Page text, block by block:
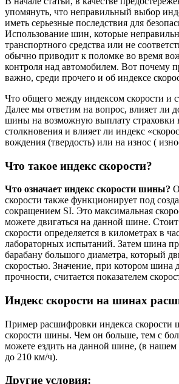
упомянуть, что неправильный выбор
иметь серьезные последствия для
Использование шин, которые
транспортного средства или не
обычно приводит к поломке во время
контроля над автомобилем. Вот почему
важно, среди прочего и об индексе
Что общего между индексом скорости и
Далее мы ответим на вопрос, влияет ли
шины на возможную выплату страховки
столкновения и влияет ли индекс
вождения (твердость) или на износ (
Что такое индекс скорости?
Что означает индекс скорости шины?
скорости также функционирует под
сокращением SI. Это максимальная
можете двигаться на данной шине. Стоит
скорости определяется в километрах в
лабораторных испытаний. Затем шина
барабану большого диаметра, который
скоростью. Значение, при котором шина
прочности, считается показателем
Индекс скорости на шинах
Пример расшифровки индекса скорости
скорости шины. Чем он больше, тем с
можете ездить на данной шине, (в
до 210 км/ч).
Другие условия: